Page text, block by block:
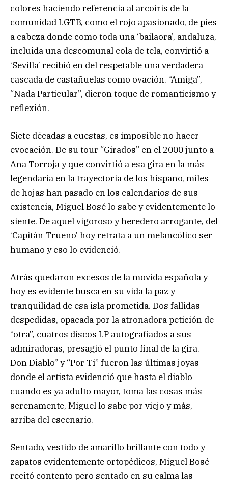
colores haciendo referencia al arcoiris de la
comunidad LGTB, como el rojo apasionado, de pies
a cabeza donde como toda una ‘bailaora’, andaluza,
incluida una descomunal cola de tela, convirtió a
‘Sevilla’ recibió en del respetable una verdadera
cascada de castañuelas como ovación. “Amiga”,
“Nada Particular”, dieron toque de romanticismo y
reflexión.
Siete décadas a cuestas, es imposible no hacer
evocación. De su tour “Girados” en el 2000 junto a
Ana Torroja y que convirtió a esa gira en la más
legendaria en la trayectoria de los hispano, miles
de hojas han pasado en los calendarios de sus
existencia, Miguel Bosé lo sabe y evidentemente lo
siente. De aquel vigoroso y heredero arrogante, del
‘Capitán Trueno’ hoy retrata a un melancólico ser
humano y eso lo evidenció.
Atrás quedaron excesos de la movida española y
hoy es evidente busca en su vida la paz y
tranquilidad de esa isla prometida. Dos fallidas
despedidas, opacada por la atronadora petición de
“otra”, cuatros discos LP autografiados a sus
admiradoras, presagió el punto final de la gira.
Don Diablo” y “Por Ti” fueron las últimas joyas
donde el artista evidenció que hasta el diablo
cuando es ya adulto mayor, toma las cosas más
serenamente, Miguel lo sabe por viejo y más,
arriba del escenario.
Sentado, vestido de amarillo brillante con todo y
zapatos evidentemente ortopédicos, Miguel Bosé
recitó contento pero sentado en su calma las